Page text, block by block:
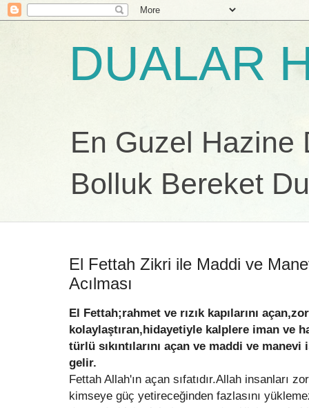
DUALAR
En Guzel Hazine
Bolluk Bereket
El Fettah Zikri ile Maddi ve
Acılması
El Fettah;rahmet ve rızık kapılarını
kolaylaştıran,hidayetiyle kalplere iman ve
türlü sıkıntılarını açan ve maddi ve
gelir.
Fettah Allah'ın açan sıfatıdır.Allah insanları
kimseye güç yetireceğinden fazlasını